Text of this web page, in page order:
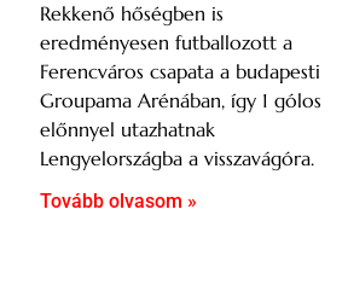
Rekkenő hőségben is
eredményesen futballozott a
Ferencváros csapata a budapesti
Groupama Arénában, így 1 gólos
előnnyel utazhatnak
Lengyelországba a visszavágóra.
Tovább olvasom »